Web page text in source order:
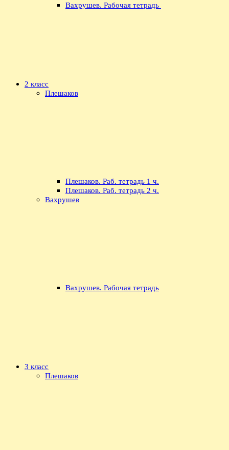
Вахрушев. Рабочая тетрадь
2 класс
Плешаков
Плешаков. Раб. тетрадь 1 ч.
Плешаков. Раб. тетрадь 2 ч.
Вахрушев
Вахрушев. Рабочая тетрадь
3 класс
Плешаков